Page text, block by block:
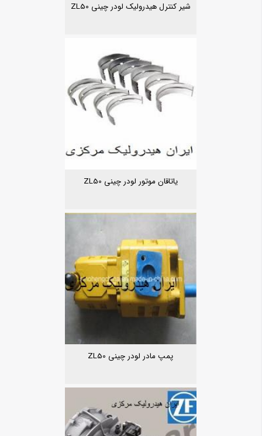
شیر کنترل هیدرولیک لودر چینی ZL50
یاتاقان موتور لودر چینی ZL50
پمپ مادر لودر چینی ZL50